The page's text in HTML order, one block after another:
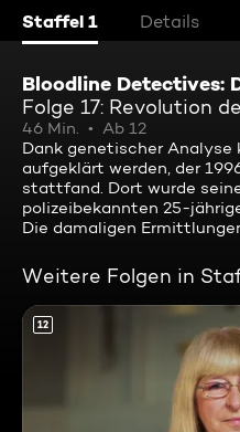
Staffel 1 Details
Bloodline Detectives:
Folge 17: Revolution
46 Min.
Ab 12
Dank genetischer Analyse
aufgeklärt werden, der
stattfand. Dort wurde
polizeibekannten 25-
Die damaligen
Weitere Folgen in
12